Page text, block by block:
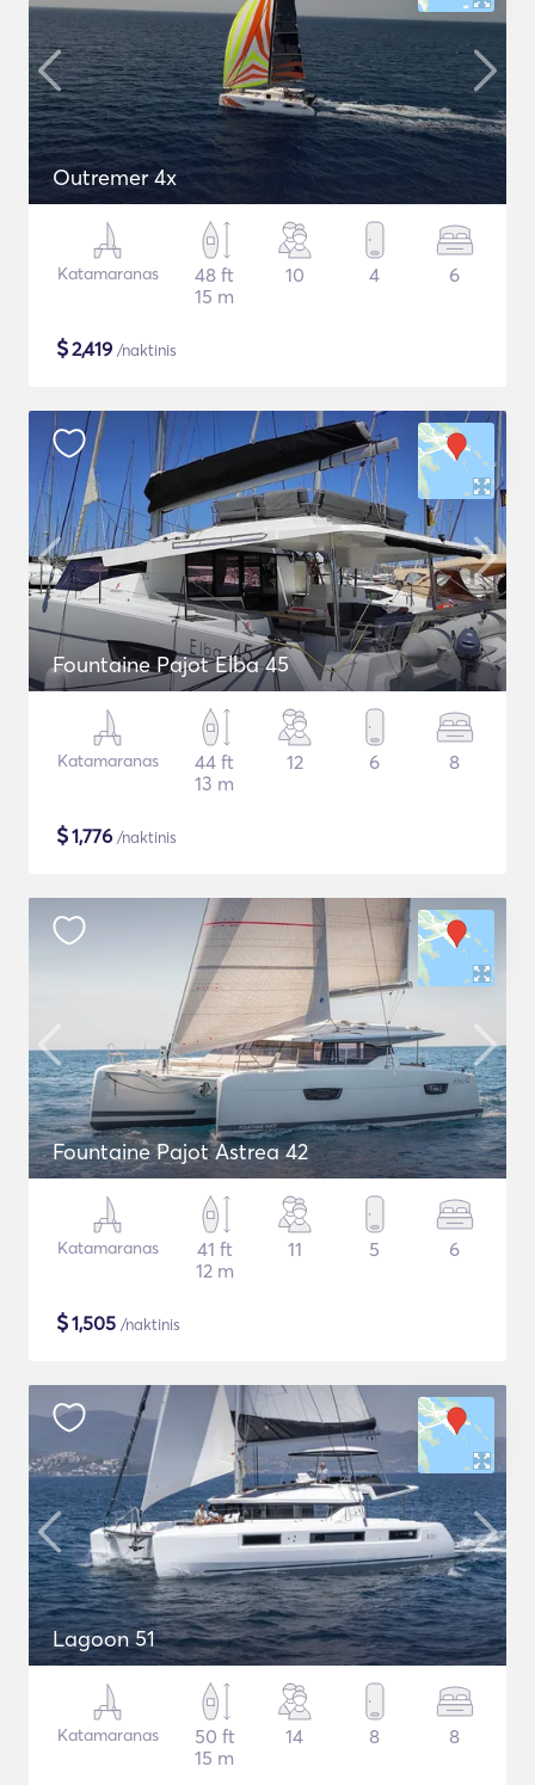
Outremer 4x
Katamaranas
48 ft
15 m
10 4 6
$2,419 /naktinis
Fountaine Pajot Elba 45
Katamaranas
44 ft
13 m
12 6 8
$1,776 /naktinis
Fountaine Pajot Astrea 42
Katamaranas
41 ft
12 m
11 5 6
$1,505 /naktinis
Lagoon 51
Katamaranas
50 ft
15 m
14 8 8